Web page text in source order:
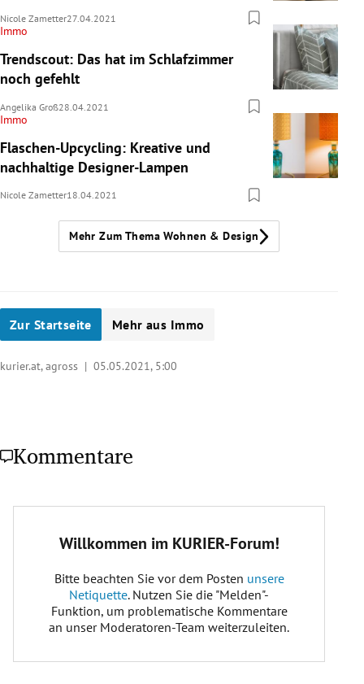
Nicole Zametter27.04.2021
Immo
Trendscout: Das hat im Schlafzimmer
noch gefehlt
Angelika Groß28.04.2021
Immo
Flaschen-Upcycling: Kreative und
nachhaltige Designer-Lampen
Nicole Zametter18.04.2021
Mehr Zum Thema Wohnen & Design
Zur Startseite Mehr aus Immo
kurier.at, agross | 05.05.2021, 5:00
Kommentare